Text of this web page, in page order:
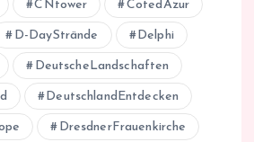
CNtower CotedAzur
D-DayStrände Delphi
DeutscheLandschaften
DeutschlandEntdecken
DresdnerFrauenkirche